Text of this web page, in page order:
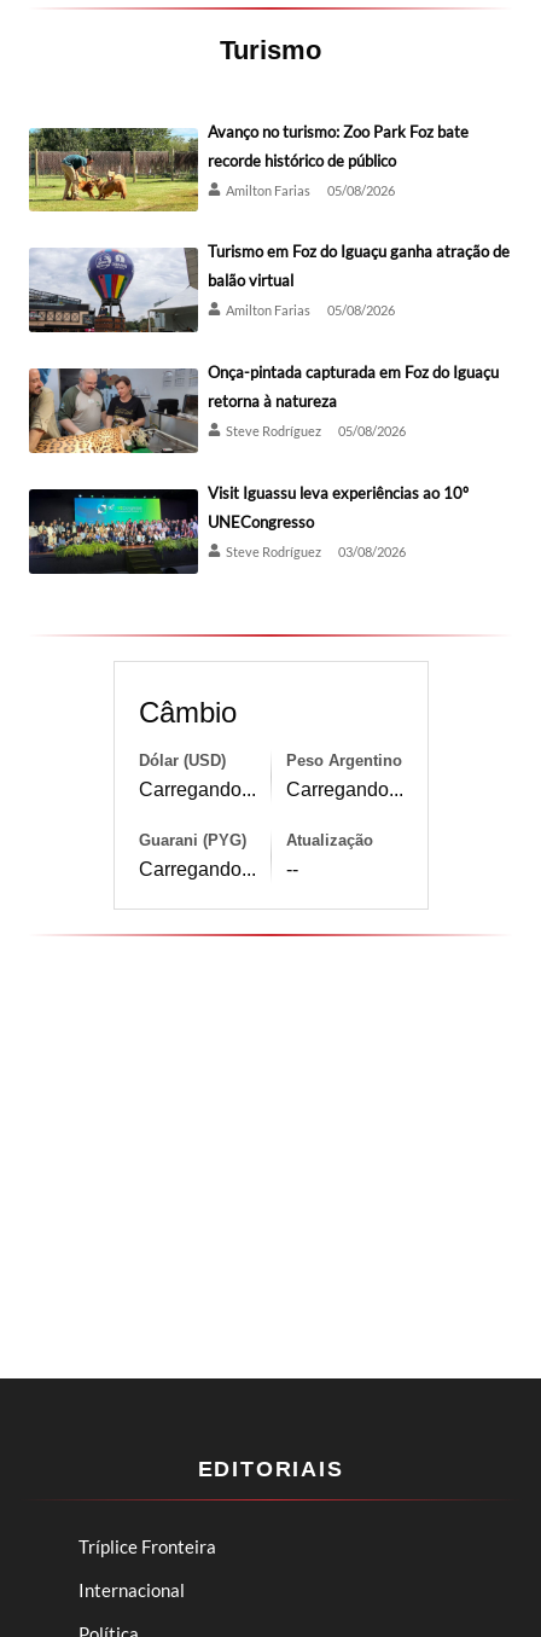
Turismo
Avanço no turismo: Zoo Park Foz bate
recorde histórico de público
Amilton Farias 05/08/2026
Turismo em Foz do Iguaçu ganha atração de
balão virtual
Amilton Farias 05/08/2026
Onça-pintada capturada em Foz do Iguaçu
retorna à natureza
Steve Rodríguez 05/08/2026
Visit Iguassu leva experiências ao 10º
UNECongresso
Steve Rodríguez 03/08/2026
Câmbio
Dólar (USD)
Carregando...
Peso Argentino
Carregando...
Guarani (PYG)
Carregando...
Atualização
--
EDITORIAIS
Tríplice Fronteira
Internacional